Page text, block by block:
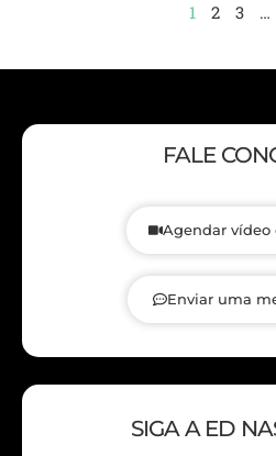
1 2 3 …
FALE
Agendar vídeo
Enviar uma
SIGA A ED